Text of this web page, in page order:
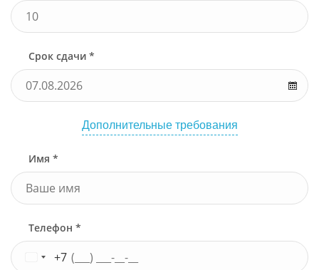
Срок сдачи *
Дополнительные требования
Имя *
Телефон *
+7